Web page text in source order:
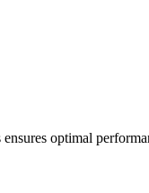
optimal